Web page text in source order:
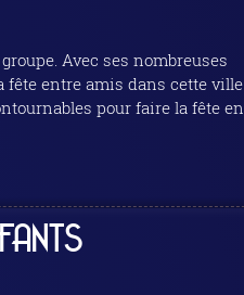
Avec ses nombreuses
fête entre amis dans cette ville